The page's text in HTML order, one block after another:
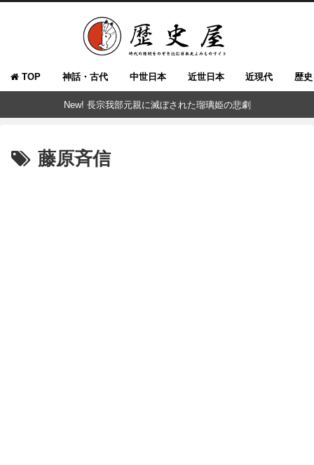
TOP 神話・古代 中世日本 近世日本 近現代 歴
New! 長宗我部元親に滅ぼされた瑠璃姫の悲劇
藤原斉信